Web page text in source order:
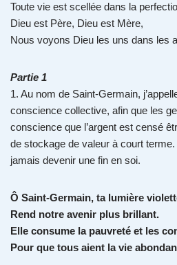
Toute vie est scellée dans la
Dieu est Père, Dieu est Mère,
Nous voyons Dieu les uns dans les
Partie 1
1. Au nom de Saint-Germain,
conscience collective, afin que les
conscience que l’argent est censé
de stockage de valeur à court terme.
jamais devenir une fin en soi.
Ô Saint-Germain, ta lumière
Rend notre avenir plus brillant.
Elle consume la pauvreté et les
Pour que tous aient la vie